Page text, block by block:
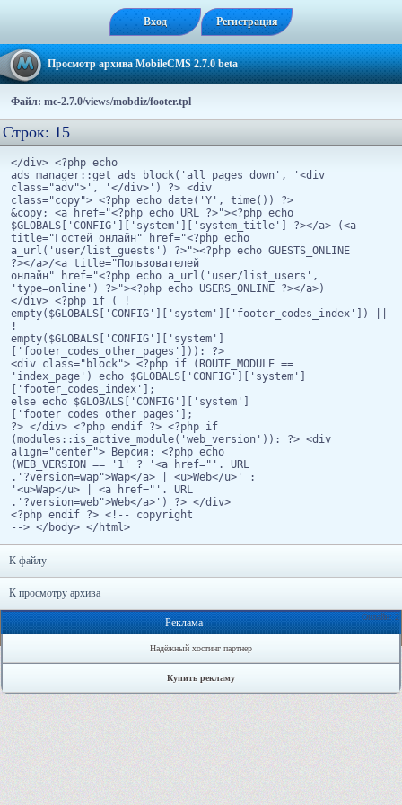
Вход Регистрация
Просмотр архива MobileCMS 2.7.0 beta
Файл: mc-2.7.0/views/mobdiz/footer.tpl
Строк: 15
</div> <?php echo
ads_manager::get_ads_block('all_pages_down', '<div
class="adv">', '</div>') ?> <div
class="copy"> <?php echo date('Y', time()) ?>
&copy; <a href="<?php echo URL ?>"><?php echo
$GLOBALS['CONFIG']['system']['system_title'] ?></a> (<a
title="Гостей онлайн" href="<?php echo
a_url('user/list_guests') ?>"><?php echo GUESTS_ONLINE
?></a>/<a title="Пользователей
онлайн" href="<?php echo a_url('user/list_users',
'type=online') ?>"><?php echo USERS_ONLINE ?></a>)
</div> <?php if ( !
empty($GLOBALS['CONFIG']['system']['footer_codes_index']) ||
!
empty($GLOBALS['CONFIG']['system']
['footer_codes_other_pages'])): ?>
<div class="block"> <?php if (ROUTE_MODULE ==
'index_page') echo $GLOBALS['CONFIG']['system']
['footer_codes_index'];
else echo $GLOBALS['CONFIG']['system']
['footer_codes_other_pages'];
?> </div> <?php endif ?> <?php if
(modules::is_active_module('web_version')): ?> <div
align="center"> Версия: <?php echo
(WEB_VERSION == '1' ? '<a href="'. URL
.'?version=wap">Wap</a> | <u>Web</u>' :
'<u>Wap</u> | <a href="'. URL
.'?version=web">Web</a>') ?> </div>
<?php endif ?> <!-- copyright
--> </body> </html>
К файлу
К просмотру архива
Онлайн: 2
Реклама
Надёжный хостинг партнер
Купить рекламу